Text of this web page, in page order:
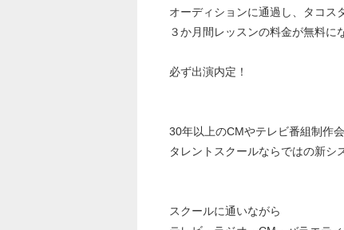
オーディションに通過し、タコス
３か月間レッスンの料金が無料に
必ず出演内定！
30年以上のCMやテレビ番組制作
タレントスクールならではの新シ
スクールに通いながら